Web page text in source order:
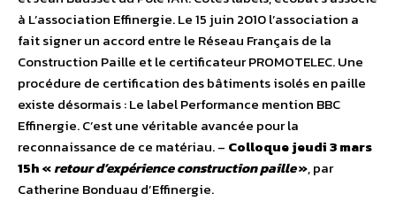
à L’association Effinergie. Le 15 juin 2010 l’association a
fait signer un accord entre le Réseau Français de la
Construction Paille et le certificateur PROMOTELEC. Une
procédure de certification des bâtiments isolés en paille
existe désormais : Le label Performance mention BBC
Effinergie. C’est une véritable avancée pour la
reconnaissance de ce matériau. – Colloque jeudi 3 mars
15h «retour d’expérience construction paille», par
Catherine Bonduau d’Effinergie.